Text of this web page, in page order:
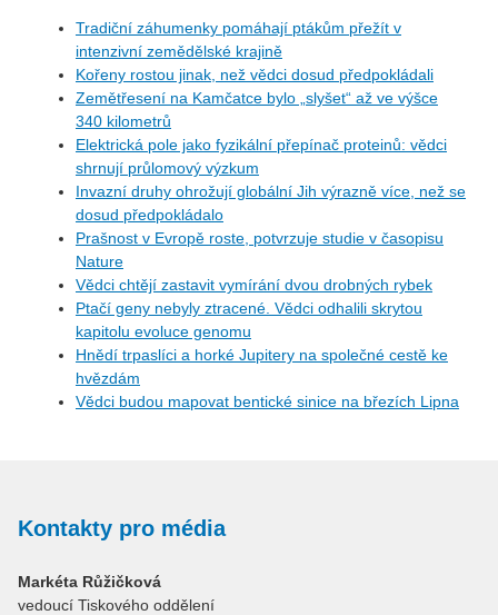
Tradiční záhumenky pomáhají ptákům přežít v
intenzivní zemědělské krajině
Kořeny rostou jinak, než vědci dosud předpokládali
Zemětřesení na Kamčatce bylo „slyšet“ až ve výšce
340 kilometrů
Elektrická pole jako fyzikální přepínač proteinů: vědci
shrnují průlomový výzkum
Invazní druhy ohrožují globální Jih výrazně více, než se
dosud předpokládalo
Prašnost v Evropě roste, potvrzuje studie v časopisu
Nature
Vědci chtějí zastavit vymírání dvou drobných rybek
Ptačí geny nebyly ztracené. Vědci odhalili skrytou
kapitolu evoluce genomu
Hnědí trpaslíci a horké Jupitery na společné cestě ke
hvězdám
Vědci budou mapovat bentické sinice na březích Lipna
Kontakty pro média
Markéta Růžičková
vedoucí Tiskového oddělení